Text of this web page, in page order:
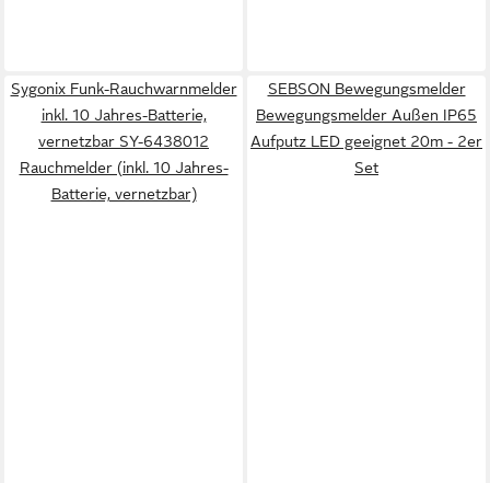
Sygonix Funk-Rauchwarnmelder
inkl. 10 Jahres-Batterie,
vernetzbar SY-6438012
Rauchmelder (inkl. 10 Jahres-
Batterie, vernetzbar)
SEBSON Bewegungsmelder
Bewegungsmelder Außen IP65
Aufputz LED geeignet 20m - 2er
Set